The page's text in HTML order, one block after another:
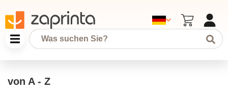
von A - Z